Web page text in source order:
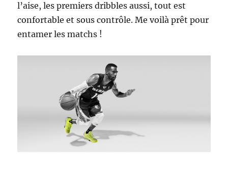
l’aise, les premiers dribbles aussi, tout est
confortable et sous contrôle. Me voilà prêt pour
entamer les matchs !